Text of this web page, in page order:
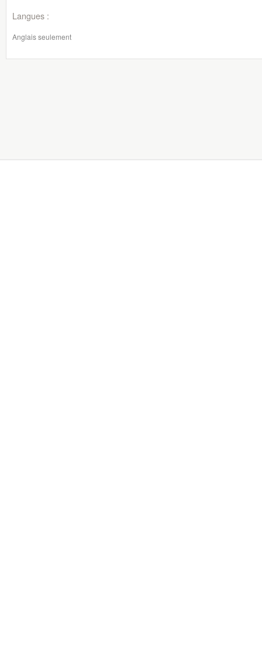
Langues :
Anglais seulement